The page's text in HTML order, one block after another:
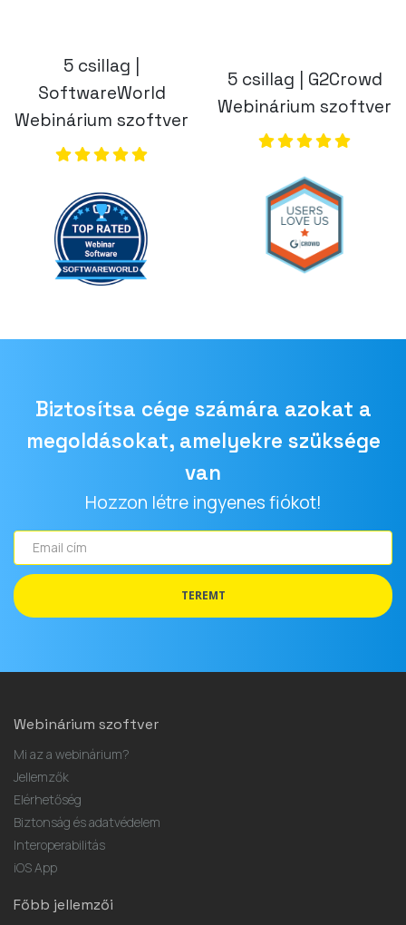
Biztosítsa cége számára azokat a
megoldásokat, amelyekre szüksége
Hozzon létre ingyenes fiókot!
Webinárium szoftver
Mi az a webinárium?
Jellemzők
Elérhetőség
Biztonság és adatvédelem
Interoperabilitás
iOS App
Főbb jellemzői